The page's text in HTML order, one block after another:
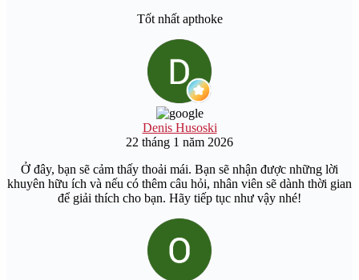
Tốt nhất apthoke
Denis Husoski
22 tháng 1 năm 2026
Ở đây, bạn sẽ cảm thấy thoải mái. Bạn sẽ nhận được những lời
khuyên hữu ích và nếu có thêm câu hỏi, nhân viên sẽ dành thời gian
để giải thích cho bạn. Hãy tiếp tục như vậy nhé!